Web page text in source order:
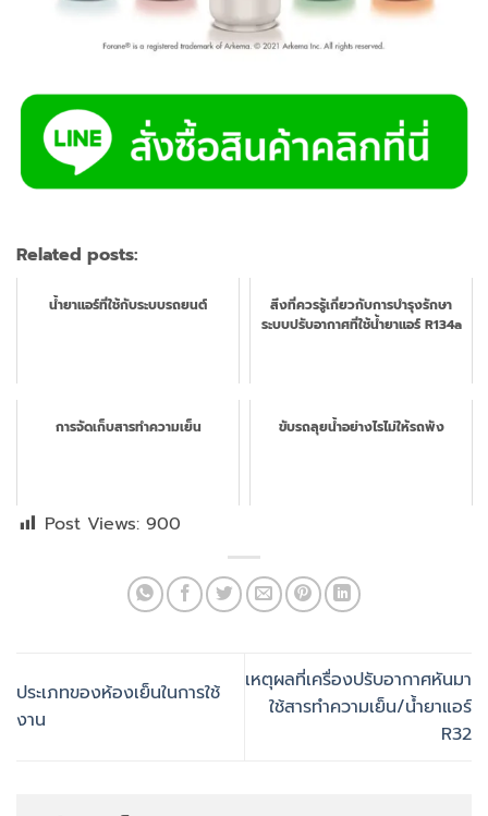
Related posts:
น้ำยาแอร์ที่ใช้กับระบบรถยนต์
สิ่งที่ควรรู้เกี่ยวกับการบำรุงรักษา
ระบบปรับอากาศที่ใช้น้ำยาแอร์ R134a
การจัดเก็บสารทำความเย็น ขับรถลุยน้ำอย่างไรไม่ให้รถพัง
Post Views: 900
ประเภทของห้องเย็นในการใช้
งาน
เหตุผลที่เครื่องปรับอากาศหันมา
ใช้สารทำความเย็น/น้ำยาแอร์
R32